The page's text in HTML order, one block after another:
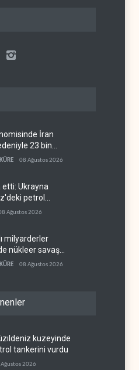
İran
23 bin
yaşandı
08 Ağustos 2026
etti: Ukrayna
petrol
vurmayacak
Ağustos 2026
milyarderler
nükleer savaş
inşa ediyor08 Ağustos 2026
gemi trafiğini
Başkanı:
Trump'ın
yetmez
kuzeyinde
tankerini vurdu
2026